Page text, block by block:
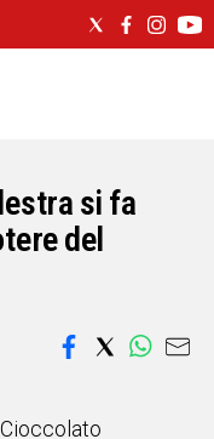
si fa
del
Cioccolato